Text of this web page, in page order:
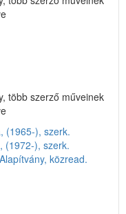
több szerző műveinek
(1965-), szerk.
(1972-), szerk.
közread.